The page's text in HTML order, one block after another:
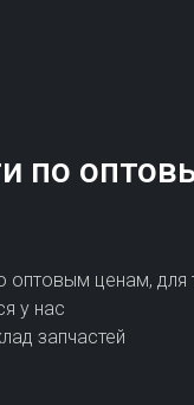
по
оптовым ценам, для
у нас
запчастей